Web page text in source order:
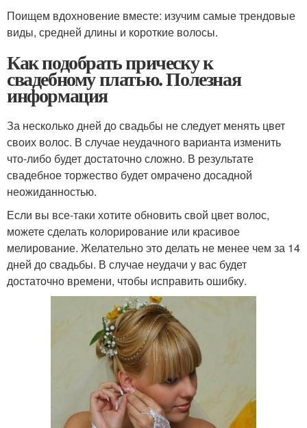
Поищем вдохновение вместе: изучим самые трендовые
виды, средней длины и короткие волосы.
Как подобрать прическу к
свадебному платью. Полезная
информация
За несколько дней до свадьбы не следует менять цвет
своих волос. В случае неудачного варианта изменить
что-либо будет достаточно сложно. В результате
свадебное торжество будет омрачено досадной
неожиданностью.
Если вы все-таки хотите обновить свой цвет волос,
можете сделать колорирование или красивое
мелирование. Желательно это делать не менее чем за 14
дней до свадьбы. В случае неудачи у вас будет
достаточно времени, чтобы исправить ошибку.